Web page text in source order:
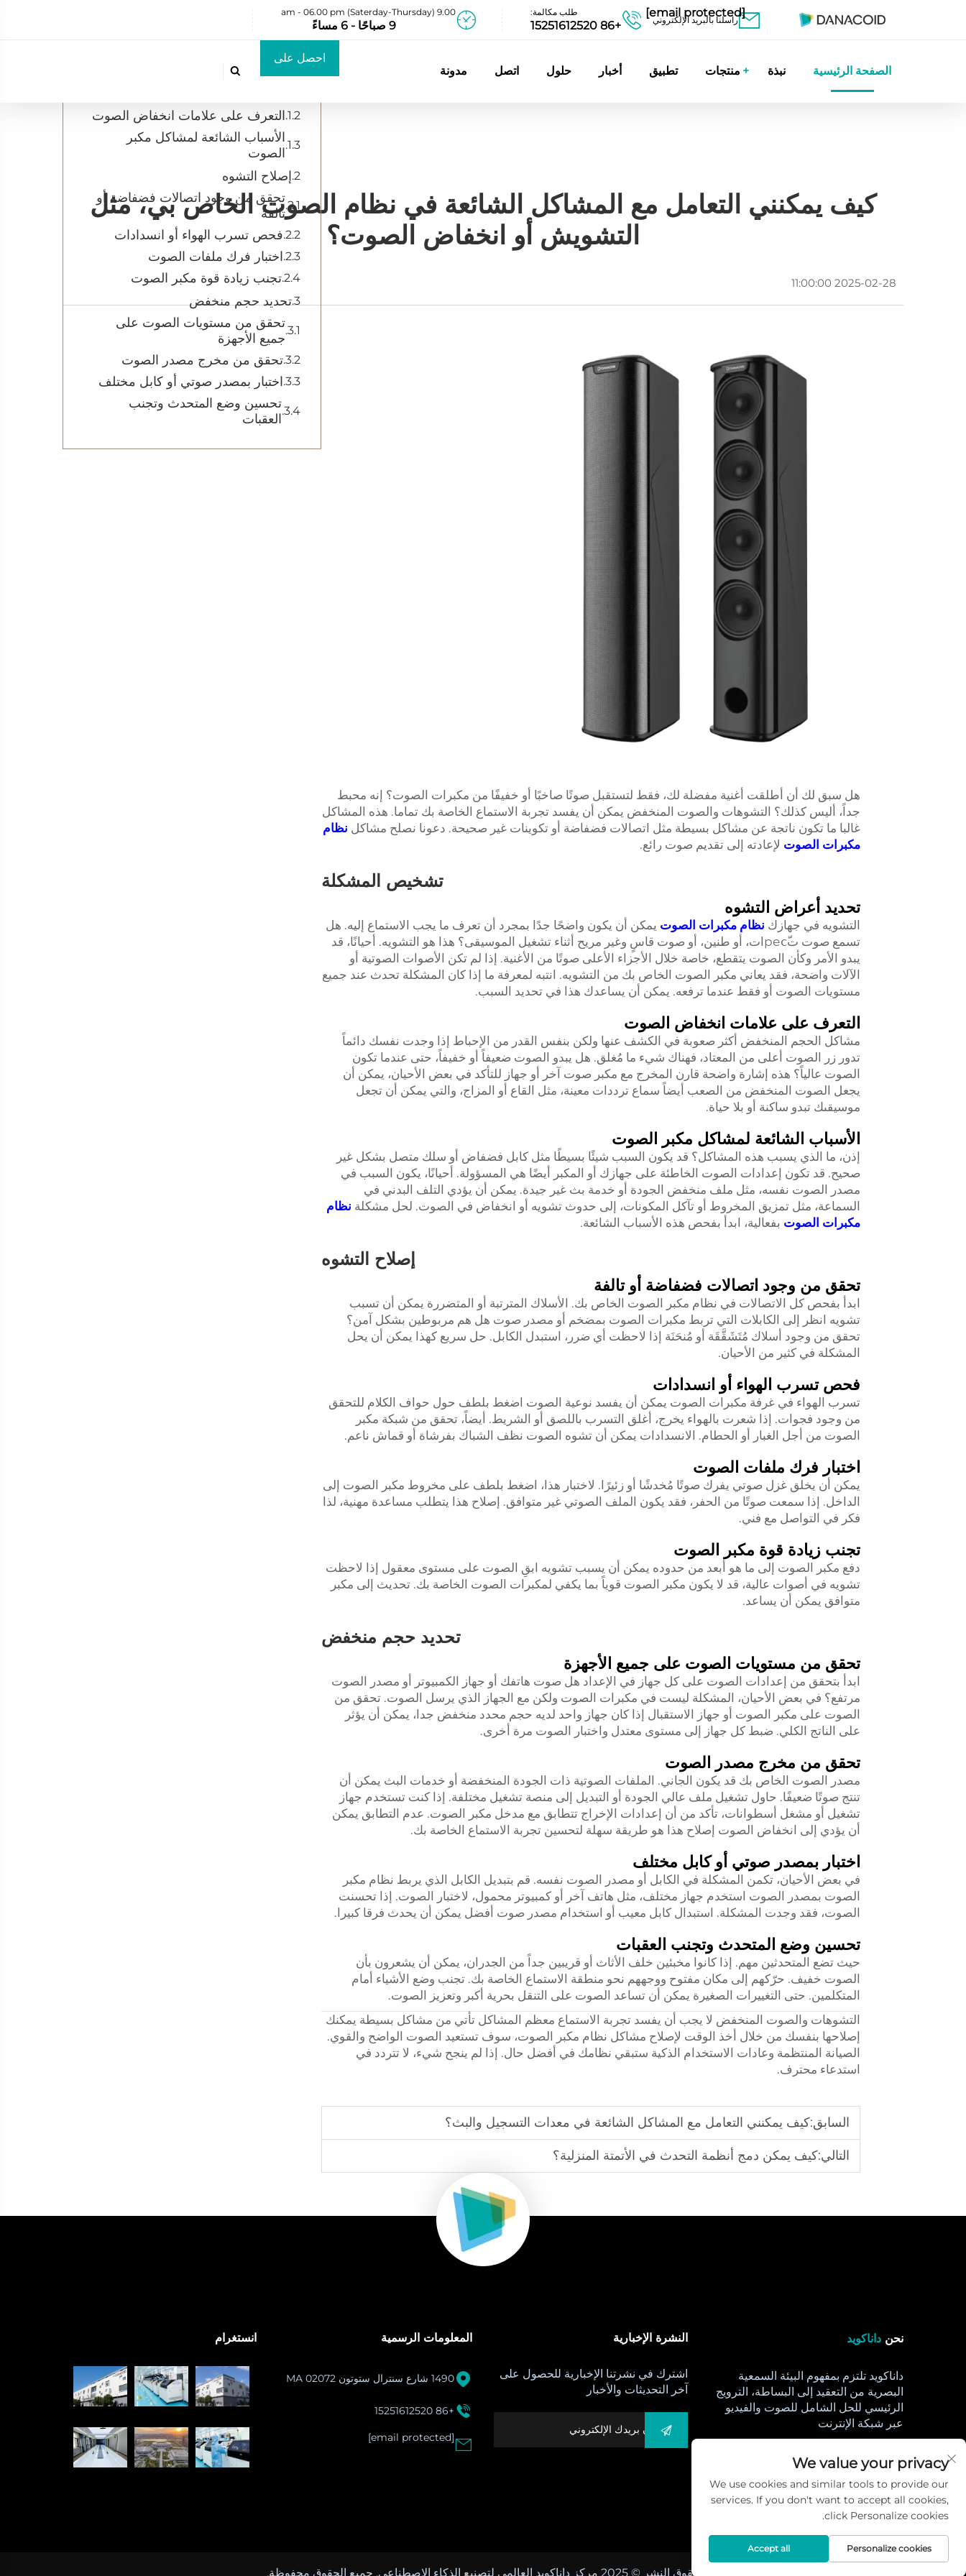
راسلنا بالبريد الإلكتروني
[email protected] طلب مكالمة:
+86 15251612520
9.00 am - 06.00 pm (Saterday-Thursday)
9 صباحًا - 6 مساءً
الصفحة الرئيسية نبذة منتجات تطبيق أخبار حلول اتصل مدونة
احصل على

كيف يمكنني التعامل مع المشاكل الشائعة في نظام الصوت الخاص بي، مثل
التشويش أو انخفاض الصوت؟
2025-02-28 11:00:00
هل سبق لك أن أطلقت أغنية مفضلة لك، فقط لتستقبل صوتًا صاخبًا أو خفيفًا من مكبرات الصوت؟ إنه محبط
جداً، أليس كذلك؟ التشوهات والصوت المنخفض يمكن أن يفسد تجربة الاستماع الخاصة بك تماما. هذه المشاكل
غالبا ما تكون ناتجة عن مشاكل بسيطة مثل اتصالات فضفاضة أو تكوينات غير صحيحة. دعونا نصلح مشاكل نظام
مكبرات الصوت لإعادته إلى تقديم صوت رائع.
تشخيص المشكلة
تحديد أعراض التشوه
التشويه في جهازك نظام مكبرات الصوت يمكن أن يكون واضحًا جدًا بمجرد أن تعرف ما يجب الاستماع إليه. هل
تسمع صوت تресّات، أو طنين، أو صوت قاسٍ وغير مريح أثناء تشغيل الموسيقى؟ هذا هو التشويه. أحيانًا، قد
يبدو الأمر وكأن الصوت يتقطع، خاصة خلال الأجزاء الأعلى صوتًا من الأغنية. إذا لم تكن الأصوات الصوتية أو
الآلات واضحة، فقد يعاني مكبر الصوت الخاص بك من التشويه. انتبه لمعرفة ما إذا كان المشكلة تحدث عند جميع
مستويات الصوت أو فقط عندما ترفعه. يمكن أن يساعدك هذا في تحديد السبب.
التعرف على علامات انخفاض الصوت
مشاكل الحجم المنخفض أكثر صعوبة في الكشف عنها ولكن بنفس القدر من الإحباط إذا وجدت نفسك دائماً
تدور زر الصوت أعلى من المعتاد، فهناك شيء ما مُغلق. هل يبدو الصوت ضعيفاً أو خفيفاً، حتى عندما تكون
الصوت عالياً؟ هذه إشارة واضحة قارن المخرج مع مكبر صوت آخر أو جهاز للتأكد في بعض الأحيان، يمكن أن
يجعل الصوت المنخفض من الصعب أيضاً سماع ترددات معينة، مثل القاع أو المزاج، والتي يمكن أن تجعل
موسيقىك تبدو ساكنة أو بلا حياة.
الأسباب الشائعة لمشاكل مكبر الصوت
إذن، ما الذي يسبب هذه المشاكل؟ قد يكون السبب شيئًا بسيطًا مثل كابل فضفاض أو سلك متصل بشكل غير
صحيح. قد تكون إعدادات الصوت الخاطئة على جهازك أو المكبر أيضًا هي المسؤولة. أحيانًا، يكون السبب في
مصدر الصوت نفسه، مثل ملف منخفض الجودة أو خدمة بث غير جيدة. يمكن أن يؤدي التلف البدني في
السماعة، مثل تمزيق المخروط أو تآكل المكونات، إلى حدوث تشويه أو انخفاض في الصوت. لحل مشكلة نظام
مكبرات الصوت بفعالية، ابدأ بفحص هذه الأسباب الشائعة.
إصلاح التشوه
تحقق من وجود اتصالات فضفاضة أو تالفة
ابدأ بفحص كل الاتصالات في نظام مكبر الصوت الخاص بك. الأسلاك المترتبة أو المتضررة يمكن أن تسبب
تشويه انظر إلى الكابلات التي تربط مكبرات الصوت بمضخم أو مصدر صوت هل هم مربوطين بشكل آمن؟
تحقق من وجود أسلاك مُتَشَقَّقَة أو مُنحَنَة إذا لاحظت أي ضرر، استبدل الكابل. حل سريع كهذا يمكن أن يحل
المشكلة في كثير من الأحيان.
فحص تسرب الهواء أو انسدادات
تسرب الهواء في غرفة مكبرات الصوت يمكن أن يفسد نوعية الصوت اضغط بلطف حول حواف الكلام للتحقق
من وجود فجوات. إذا شعرت بالهواء يخرج، أغلق التسرب باللصق أو الشريط. أيضاً، تحقق من شبكة مكبر
الصوت من أجل الغبار أو الحطام. الانسدادات يمكن أن تشوه الصوت نظف الشباك بفرشاة أو قماش ناعم.
اختبار فرك ملفات الصوت
يمكن أن يخلق غزل صوتي يفرك صوتًا مُخدشًا أو زئيرًا. لاختبار هذا، اضغط بلطف على مخروط مكبر الصوت إلى
الداخل. إذا سمعت صوتًا من الحفر، فقد يكون الملف الصوتي غير متوافق. إصلاح هذا يتطلب مساعدة مهنية، لذا
فكر في التواصل مع فني.
تجنب زيادة قوة مكبر الصوت
دفع مكبر الصوت إلى ما هو أبعد من حدوده يمكن أن يسبب تشويه ابقِ الصوت على مستوى معقول إذا لاحظت
تشويه في أصوات عالية، قد لا يكون مكبر الصوت قوياً بما يكفي لمكبرات الصوت الخاصة بك. تحديث إلى مكبر
متوافق يمكن أن يساعد.
تحديد حجم منخفض
تحقق من مستويات الصوت على جميع الأجهزة
ابدأ بتحقق من إعدادات الصوت على كل جهاز في الإعداد هل صوت هاتفك أو جهاز الكمبيوتر أو مصدر الصوت
مرتفع؟ في بعض الأحيان، المشكلة ليست في مكبرات الصوت ولكن مع الجهاز الذي يرسل الصوت. تحقق من
الصوت على مكبر الصوت أو جهاز الاستقبال إذا كان جهاز واحد لديه حجم محدد منخفض جدا، يمكن أن يؤثر
على الناتج الكلي. ضبط كل جهاز إلى مستوى معتدل واختبار الصوت مرة أخرى.
تحقق من مخرج مصدر الصوت
مصدر الصوت الخاص بك قد يكون الجاني. الملفات الصوتية ذات الجودة المنخفضة أو خدمات البث يمكن أن
تنتج صوتًا ضعيفًا. حاول تشغيل ملف عالي الجودة أو التبديل إلى منصة تشغيل مختلفة. إذا كنت تستخدم جهاز
تشغيل أو مشغل أسطوانات، تأكد من أن إعدادات الإخراج تتطابق مع مدخل مكبر الصوت. عدم التطابق يمكن
أن يؤدي إلى انخفاض الصوت إصلاح هذا هو طريقة سهلة لتحسين تجربة الاستماع الخاصة بك.
اختبار بمصدر صوتي أو كابل مختلف
في بعض الأحيان، تكمن المشكلة في الكابل أو مصدر الصوت نفسه. قم بتبديل الكابل الذي يربط نظام مكبر
الصوت بمصدر الصوت استخدم جهاز مختلف، مثل هاتف آخر أو كمبيوتر محمول، لاختبار الصوت. إذا تحسنت
الصوت، فقد وجدت المشكلة. استبدال كابل معيب أو استخدام مصدر صوت أفضل يمكن أن يحدث فرقا كبيرا.
تحسين وضع المتحدث وتجنب العقبات
حيث تضع المتحدثين مهم. إذا كانوا مخبئين خلف الأثاث أو قريبين جداً من الجدران، يمكن أن يشعرون بأن
الصوت خفيف. حرّكهم إلى مكان مفتوح ووجههم نحو منطقة الاستماع الخاصة بك. تجنب وضع الأشياء أمام
المتكلمين. حتى التغييرات الصغيرة يمكن أن تساعد الصوت على التنقل بحرية أكبر وتعزيز الصوت.
التشوهات والصوت المنخفض لا يجب أن يفسد تجربة الاستماع معظم المشاكل تأتي من مشاكل بسيطة يمكنك
إصلاحها بنفسك من خلال أخذ الوقت لإصلاح مشاكل نظام مكبر الصوت، سوف تستعيد الصوت الواضح والقوي.
الصيانة المنتظمة وعادات الاستخدام الذكية ستبقي نظامك في أفضل حال. إذا لم ينجح شيء، لا تتردد في
استدعاء محترف.
السابق:كيف يمكنني التعامل مع المشاكل الشائعة في معدات التسجيل والبث؟
التالي:كيف يمكن دمج أنظمة التحدث في الأتمتة المنزلية؟
تشخيص المشكلة
التعرف على علامات انخفاض الصوت
الأسباب الشائعة لمشاكل مكبر
الصوت
إصلاح التشوه
تحقق من وجود اتصالات فضفاضة أو
تالفة
فحص تسرب الهواء أو انسدادات
اختبار فرك ملفات الصوت
تجنب زيادة قوة مكبر الصوت
تحديد حجم منخفض
تحقق من مستويات الصوت على
جميع الأجهزة
تحقق من مخرج مصدر الصوت
اختبار بمصدر صوتي أو كابل مختلف
تحسين وضع المتحدث وتجنب
العقبات
نحن داناكويد
داناكويد تلتزم بمفهوم البيئة السمعية
البصرية من التعقيد إلى البساطة، الترويج
الرئيسي للحل الشامل للصوت والفيديو
عبر شبكة الإنترنت
من الاثنين إلى السبت: 8 صباحًا - 5 مساءً،
الأحد: مغلق
سياسة الخصوصية
النشرة الإخبارية
اشترك في نشرتنا الإخبارية للحصول على
آخر التحديثات والأخبار
المعلومات الرسمية
1490 شارع سنترال ستوتون MA 02072

+86 15251612520

[email protected]
انستغرام
حقوق النشر © 2025 مركز داناكويد العالمي لتصنيع الذكاء الاصطناعي. جميع الحقوق محفوظة.
We value your privacy
We use cookies and similar tools to provide our
services. If you don't want to accept all cookies,
click Personalize cookies.
Personalize cookies
Accept all